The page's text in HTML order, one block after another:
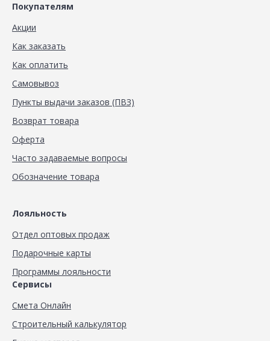
Покупателям
Акции
Как заказать
Как оплатить
Самовывоз
Пункты выдачи заказов (ПВЗ)
Возврат товара
Оферта
Часто задаваемые вопросы
Обозначение товара
Лояльность
Отдел оптовых продаж
Подарочные карты
Программы лояльности
Сервисы
Смета Онлайн
Строительный калькулятор